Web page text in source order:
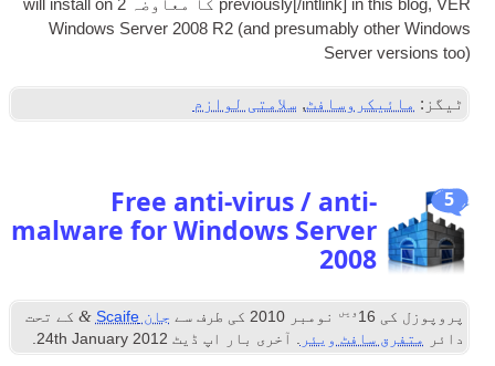
previously[/intlink] in this blog, VER کا معاوضہ 2
will install on
Win­dows Serv­er2008 R2 (and pre­sum­ably oth­er Win­dows
Serv­er ver­sions too)
ٹیگز: مائیکروسافٹ, سلامتی لوازم
5
Free anti-virus/ anti-
malware for Windows Server
2008
پروپوزل کی 16 ویں نومبر 2010 کی طرف سے جان Scaife & کے تحت
دائر
متفرق سافٹ ویئر . آخری بار اپ ڈیٹ 24th January2012
.